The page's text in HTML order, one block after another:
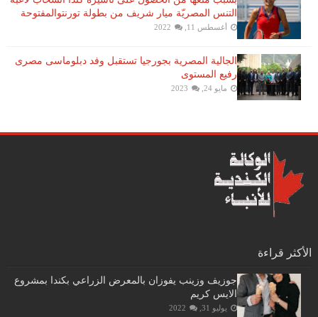
التنس​ المصريّة ​ميار شريف​ من بطولة ​تورنتو​المفتوحة
أغسطس 11, 2022
الجالية المصرية بجورجيا تستقبل وفد دبلوماسى مصرى
رفيع المستوى
مايو 24, 2023
الأكثر قراءة
جوزيف وزينب يفوزان بالمعرض الزراعي بكندا بمشروع
الايس كريم
يوليو 31, 2022